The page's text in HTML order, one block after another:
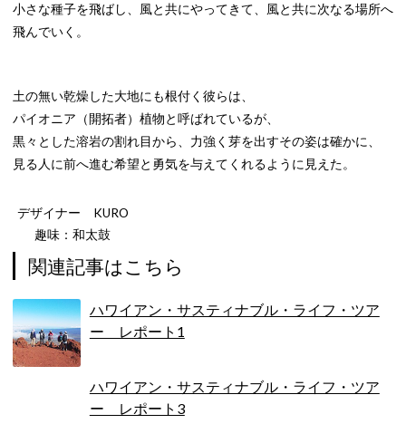
小さな種子を飛ばし、風と共にやってきて、風と共に次なる場所へ
飛んでいく。
土の無い乾燥した大地にも根付く彼らは、
パイオニア（開拓者）植物と呼ばれているが、
黒々とした溶岩の割れ目から、力強く芽を出すその姿は確かに、
見る人に前へ進む希望と勇気を与えてくれるように見えた。
デザイナー KURO
趣味：和太鼓
関連記事はこちら
ハワイアン・サスティナブル・ライフ・ツア
ー レポート1
ハワイアン・サスティナブル・ライフ・ツア
ー レポート3